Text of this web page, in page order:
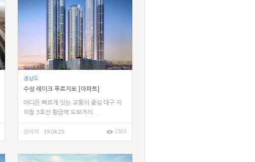
경상도
수성 레이크 푸르지오 [아파트]
어디든 빠르게 잇는 교통의 중심 대구 지
하철 3호선 황금역 도보거리 ...
관리자 19.04.25. 2303